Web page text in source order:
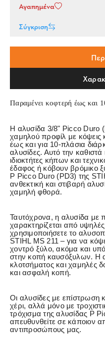
Αγαπημένα
Σύγκριση
Παραμένει κοφτερή έως και
Η αλυσίδα 3/8" Picco Duro
χαμηλού προφίλ με κόψεις
έως και για 10-πλάσια
αλυσίδες. Αυτό την καθιστά
ιδιοκτήτες κήπων και
έδαφος ή κόβουν βρόμικο
P Picco Duro (PD3) της
ανθεκτική και στιβαρή
χαμηλή φθορά.
Ταυτόχρονα, η αλυσίδα με
χαρακτηρίζεται από
χρησιμοποιήσετε το
STIHL MS 211 – για να
χοντρό ξύλο, ακόμα και
στην κοπή καυσόξυλων. Η
κλοτσήματος και χαμηλές
και ασφαλή κοπή.
Οι αλυσίδες με επίστρωση
χέρι, αλλά μόνο με
τρόχισμα της αλυσίδας P
απευθυνθείτε σε κάποιον
αντιπροσώπους μας.